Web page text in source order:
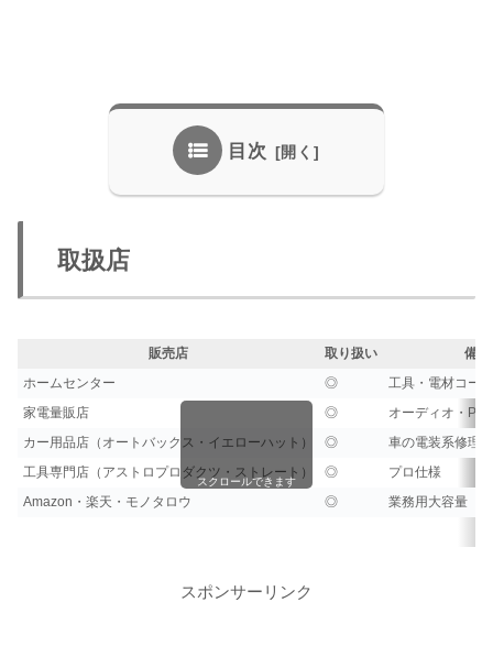
目次
取扱店
販売店 取り扱い
備考
ホームセンター
◎
工具・電材コー
家電量販店
◎
オーディオ・PC
カー用品店（オートバックス・イエローハット）
◎
車の電装系修理用
工具専門店（アストロプロダクツ・ストレート）
◎
プロ仕様
Amazon・楽天・モノタロウ
◎ 業務用大容量
スクロールできます
スポンサーリンク